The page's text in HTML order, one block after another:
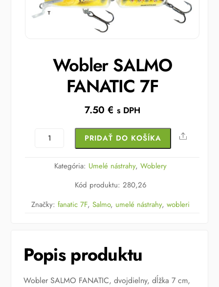
Wobler SALMO
FANATIC 7F
7.50 € s DPH
množstvo
SALMO
PRIDAŤ DO KOŠÍKA Share
Kategória: Umelé nástrahy,Woblery
Kód produktu: 280,26
Značky:fanatic 7F,Salmo, umelé nástrahy,wobleri
Popis produktu
Wobler SALMO FANATIC, dvojdielny, dĺžka 7 cm,